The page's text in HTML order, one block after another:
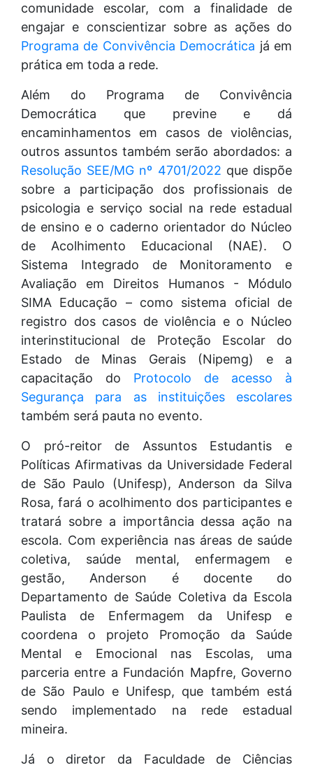
comunidade escolar, com a finalidade de
engajar e conscientizar sobre as ações do
Programa de Convivência Democrática já em
prática em toda a rede.
Além do Programa de Convivência
Democrática que previne e dá
encaminhamentos em casos de violências,
outros assuntos também serão abordados: a
Resolução SEE/MG nº 4701/2022 que dispõe
sobre a participação dos profissionais de
psicologia e serviço social na rede estadual
de ensino e o caderno orientador do Núcleo
de Acolhimento Educacional (NAE). O
Sistema Integrado de Monitoramento e
Avaliação em Direitos Humanos - Módulo
SIMA Educação – como sistema oficial de
registro dos casos de violência e o Núcleo
interinstitucional de Proteção Escolar do
Estado de Minas Gerais (Nipemg) e a
capacitação do Protocolo de acesso à
Segurança para as instituições escolares
também será pauta no evento.
O pró-reitor de Assuntos Estudantis e
Políticas Afirmativas da Universidade Federal
de São Paulo (Unifesp), Anderson da Silva
Rosa, fará o acolhimento dos participantes e
tratará sobre a importância dessa ação na
escola. Com experiência nas áreas de saúde
coletiva, saúde mental, enfermagem e
gestão, Anderson é docente do
Departamento de Saúde Coletiva da Escola
Paulista de Enfermagem da Unifesp e
coordena o projeto Promoção da Saúde
Mental e Emocional nas Escolas, uma
parceria entre a Fundación Mapfre, Governo
de São Paulo e Unifesp, que também está
sendo implementado na rede estadual
mineira.
Já o diretor da Faculdade de Ciências